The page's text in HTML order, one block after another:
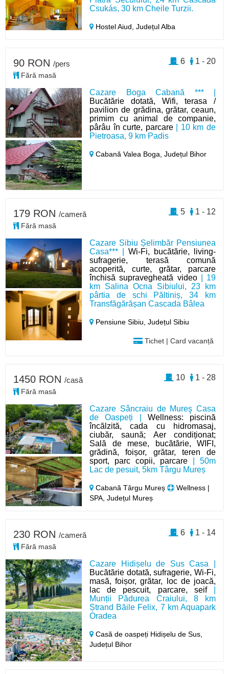
Csukás, 30 km Cheile Turzii.
Hostel Aiud,Județul Alba
Cazare Boga Cabană *** |
Bucătărie dotată, Wifi, terasa /
pavilion de grădina, grătar, ceaun,
primim cu animal de companie,
pârâu în curte, parcare| 10 km de
Pietroasa, 9 km Padis
Cabană Valea Boga,Județul Bihor
90 RON /pers
Fără masă
1 - 20
6
Cazare Sibiu Șelimbăr Pensiunea
Casa*** |Wi-Fi, bucătărie, living-
sufragerie, terasă comună
acoperită, curte, grătar, parcare
închisă supravegheată video| 19
km Salina Ocna Sibiului, 23 km
pârtia de schi Păltiniș, 34 km
Transfăgărășan Cascada Bâlea
Pensiune Sibiu,Județul Sibiu
Tichet | Card vacanță
179 RON /cameră
Fără masă
1 - 12
5
Cazare Sâncraiu de Mureş Casa
de Oaspeți | Wellness: piscină
încălzită, cada cu hidromasaj,
ciubăr, saună; Aer condiționat;
Sală de mese, bucătărie, WIFI,
grădină, foișor, grătar, teren de
sport, parc copii, parcare | 50m
Lac de pesuit, 5km Târgu Mureș
Cabană Târgu Mureș
Wellness |
SPA, Județul Mureș
1450 RON /casă
Fără masă
1 - 28
10
Cazare Hidișelu de Sus Casa |
Bucătărie dotată, sufragerie, Wi-Fi,
masă, foișor, grătar, loc de joacă,
lac de pescuit, parcare, seif|
Munții Pădurea Craiului, 8 km
Ștrand Băile Felix, 7 km Aquapark
Oradea
Casă de oaspeți Hidișelu de Sus,
Județul Bihor
230 RON /cameră
Fără masă
1 - 14
6